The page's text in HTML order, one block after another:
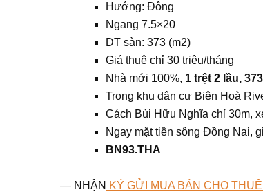
Hướng: Đông
Ngang 7.5×20
DT sàn: 373 (m2)
Giá thuê chỉ 30 triệu/tháng
Nhà mới 100%, 1 trệt 2 lầu,
Trong khu dân cư Biên Hoà
Cách Bùi Hữu Nghĩa chỉ 30m,
Ngay mặt tiền sông Đồng Nai,
BN93.THA
— NHẬN KÝ GỬI MUA BÁN CHO